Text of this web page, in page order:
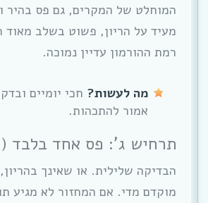
המוחלט של המקרים, גם פס בהיר
מעיד על הריון, פשוט בשלב מאוד
רמת ההורמון עדיין נמוכה.
מה לעשות? חכי יומיים
אמור להתכהות.
תרחיש ג’: פס אחד בלבד
הבדיקה שלילית. או שאינך
מוקדם מדי. אם המחזור לא מגיע